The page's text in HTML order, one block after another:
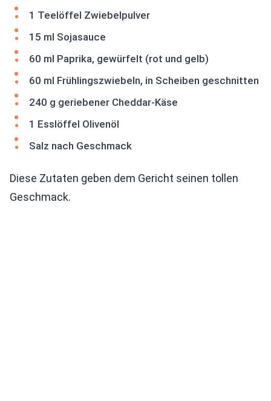
1 Teelöffel Zwiebelpulver
15 ml Sojasauce
60 ml Paprika, gewürfelt (rot und gelb)
60 ml Frühlingszwiebeln, in Scheiben geschnitten
240 g geriebener Cheddar-Käse
1 Esslöffel Olivenöl
Salz nach Geschmack
Diese Zutaten geben dem Gericht seinen tollen
Geschmack.